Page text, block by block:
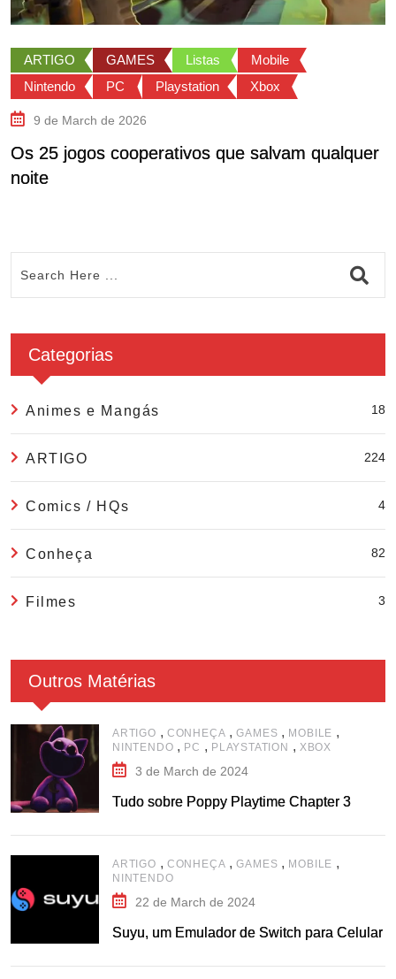
ARTIGO GAMES Listas
Mobile
Nintendo
PC Playstation Xbox
9 de March de 2026
Os 25 jogos cooperativos que salvam qualquer
noite
Categorias
Animes e Mangás 18
ARTIGO 224
Comics / HQs 4
Conheça 82
Filmes 3
Outros Matérias
ARTIGO , CONHEÇA ,GAMES , MOBILE ,
NINTENDO , PC , PLAYSTATION , XBOX
3 de March de 2024
Tudo sobre Poppy Playtime Chapter 3
ARTIGO , CONHEÇA ,GAMES , MOBILE ,
NINTENDO
22 de March de 2024
Suyu, um Emulador de Switch para Celular